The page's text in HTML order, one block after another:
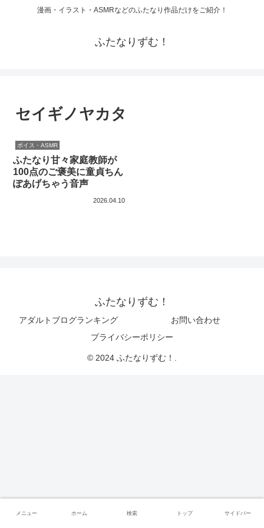
漫画・イラスト・ASMRなどのふたなり作品だけをご紹介！
ふたなりずむ！
セイギノヤカタ
ボイス・ASMR
ふたなり甘々家庭教師が
100点のご褒美に童貞ちん
ぽあげちゃう音声
2026.04.10
ふたなりずむ！
アダルトブログランキング
お問い合わせ
プライバシーポリシー
© 2024 ふたなりずむ！.
メニュー ホーム 検索 トップ サイドバー